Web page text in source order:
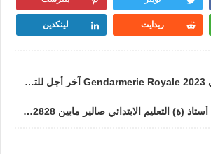
ريدايت لينكدين
مباراة الدرك الملكي Gendarmerie Royale 2023 آخر أجل للتسجيل 19 ماي 2023
الأنابيك: مطلوب 25 أستاذ (ة) التعليم الابتدائي صالير مابين 2828 و 5000 درهم